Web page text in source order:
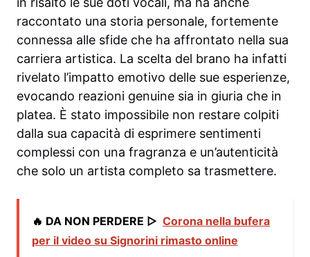
raccontato una storia personale, fortemente
connessa alle sfide che ha affrontato nella sua
carriera artistica. La scelta del brano ha infatti
rivelato l’impatto emotivo delle sue esperienze,
evocando reazioni genuine sia in giuria che in
platea. È stato impossibile non restare colpiti
dalla sua capacità di esprimere sentimenti
complessi con una fragranza e un’autenticità
che solo un artista completo sa trasmettere.
🔥 DA NON PERDERE ▷ Corona nella bufera
per il video su Signorini rimasto online